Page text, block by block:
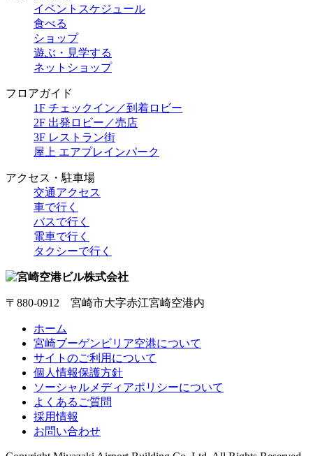
イベントスケジュール
食べる
ショップ
遊ぶ・見学する
ネットショップ
フロアガイド
1F チェックイン／到着ロビー
2F 出発ロビー／売店
3F レストラン街
屋上 エアプレインパーク
アクセス・駐車場
交通アクセス
車で行く
バスで行く
電車で行く
タクシーで行く
〒880-0912 宮崎市大字赤江宮崎空港内
ホーム
宮崎ブーゲンビリア空港について
サイトのご利用について
個人情報保護方針
ソーシャルメディアポリシーについて
よくあるご質問
採用情報
お問い合わせ